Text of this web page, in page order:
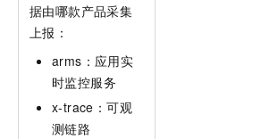
据由哪款产品采集
上报：
arms： 应用实
时监控服务
x-trace：可观
测链路